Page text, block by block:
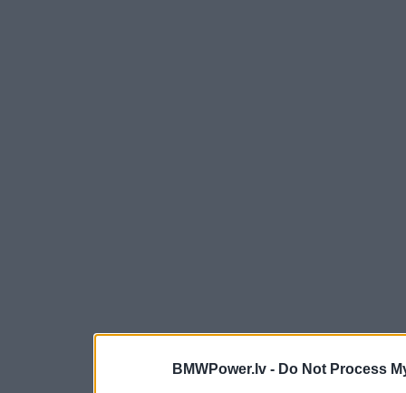
BMWPower.lv - Do Not Process